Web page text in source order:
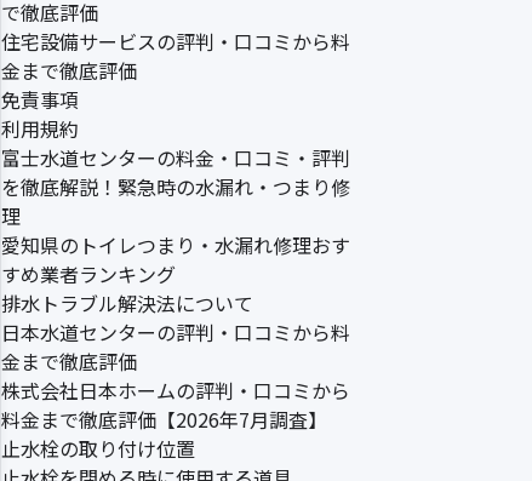
で徹底評価
住宅設備サービスの評判・口コミから料
金まで徹底評価
免責事項
利用規約
富士水道センターの料金・口コミ・評判
を徹底解説！緊急時の水漏れ・つまり修
理
愛知県のトイレつまり・水漏れ修理おす
すめ業者ランキング
排水トラブル解決法について
日本水道センターの評判・口コミから料
金まで徹底評価
株式会社日本ホームの評判・口コミから
料金まで徹底評価【2026年7月調査】
止水栓の取り付け位置